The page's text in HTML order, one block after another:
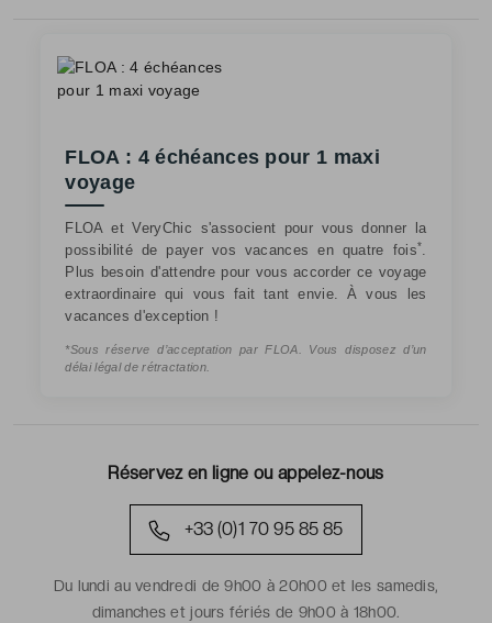
Réservez en ligne ou appelez-nous
+33 (0)1 70 95 85 85
Du lundi au vendredi de 9h00 à 20h00 et les samedis,
dimanches et jours fériés de 9h00 à 18h00.
FLOA : 4 échéances pour 1 maxi
voyage
FLOA et VeryChic s'associent pour vous donner la
possibilité de payer vos vacances en quatre fois*.
Plus besoin d'attendre pour vous accorder ce voyage
extraordinaire qui vous fait tant envie. À vous les
vacances d'exception !
*Sous réserve d’acceptation par FLOA. Vous disposez d’un
délai légal de rétractation.